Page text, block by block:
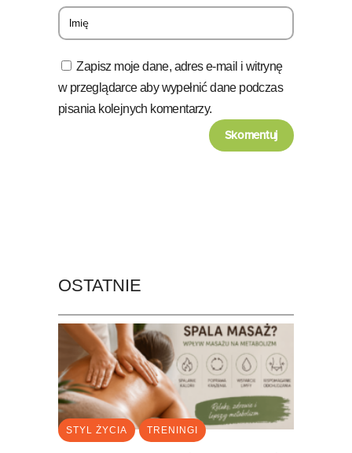
Zapisz moje dane, adres e-mail i witrynę
w przeglądarce aby wypełnić dane podczas
pisania kolejnych komentarzy.
OSTATNIE
STYL ŻYCIA TRENINGI